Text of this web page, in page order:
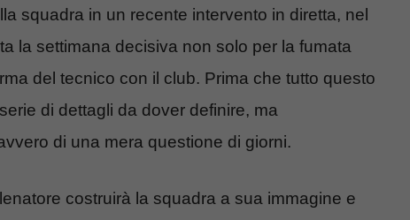
squadra in un recente intervento in diretta, nel
la settimana decisiva non solo per la fumata
del tecnico con il club. Prima che tutto questo
di dettagli da dover definire, ma
di una mera questione di giorni.
costruirà la squadra a sua immagine e